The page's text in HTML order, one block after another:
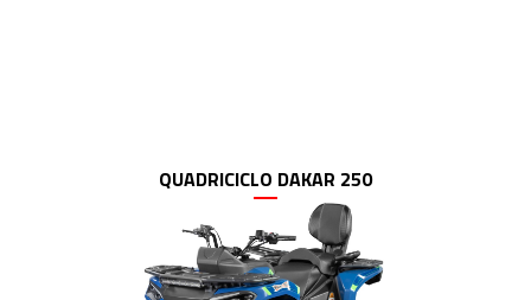
QUADRICICLO DAKAR 250